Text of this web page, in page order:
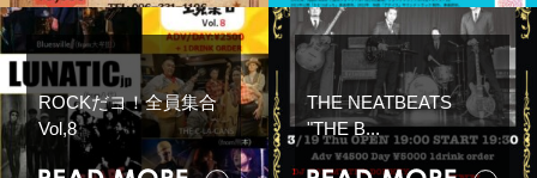
ROCKだヨ！全員集合
Vol,8
THE NEATBEATS
"THE B...